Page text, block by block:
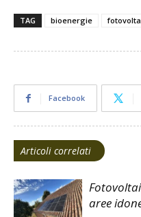
TAG bioenergie
Facebook
Articoli correlati
aree